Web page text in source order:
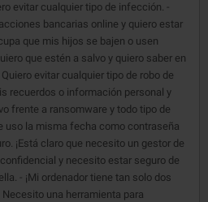
evitar cualquier tipo de infección. -
bancarias online y quiero estar
que mis hijos se bajen o usen
que estén a salvo y quiero saber en
evitar cualquier tipo de robo de
recuerdos o información personal y
frente a ransomware y todo tipo de
uso la misma fecha como contraseña
¡Está claro que necesito un gestor de
y necesito estar seguro de
- ¡Mi ordenador tiene tan solo dos
una herramienta para